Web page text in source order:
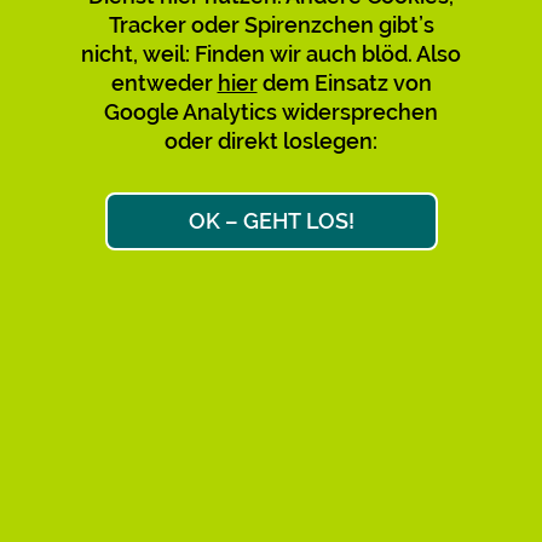
Verwirrung mit den bestehenden
zu vermeiden, empfehlen wir,
diese nicht mehr zu nutzen und zu
teilen. Bitte sagt’s auch den
Max & Max
Tracker oder Spirenzchen gibt’s
nicht, weil: Finden wir auch blöd. Also
entweder hierdem Einsatz von
Google Analytics widersprechen
oder direkt loslegen:
OK – GEHT LOS!